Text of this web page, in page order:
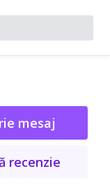
mesaj
recenzie